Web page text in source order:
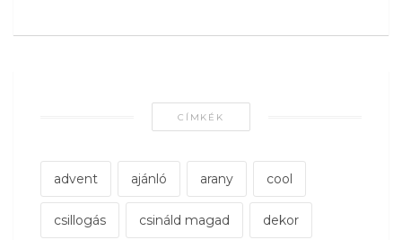
CÍMKÉK
advent ajánló arany cool
csillogás csináld magad dekor